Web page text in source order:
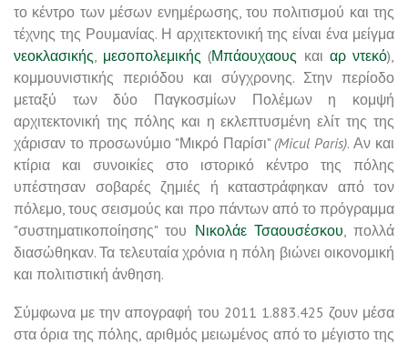
το κέντρο των μέσων ενημέρωσης, του πολιτισμού και της
τέχνης της Ρουμανίας. Η αρχιτεκτονική της είναι ένα μείγμα
νεοκλασικής μεσοπολεμικής (Μπάουχαους και αρ ντεκό),
κομμουνιστικής περιόδου και σύγχρονης. Στην περίοδο
μεταξύ των δύο Παγκοσμίων Πολέμων η κομψή
αρχιτεκτονική της πόλης και η εκλεπτυσμένη ελίτ της της
χάρισαν το προσωνύμιο "Μικρό Παρίσι" (Micul Paris). Αν και
κτίρια και συνοικίες στο ιστορικό κέντρο της πόλης
υπέστησαν σοβαρές ζημιές ή καταστράφηκαν από τον
πόλεμο, τους σεισμούς και προ πάντων από το πρόγραμμα
"συστηματικοποίησης" του Νικολάε Τσαουσέσκου , πολλά
διασώθηκαν. Τα τελευταία χρόνια η πόλη βιώνει οικονομική
και πολιτιστική άνθηση.
Σύμφωνα με την απογραφή του 2011 1.883.425 ζουν μέσα
στα όρια της πόλης, αριθμός μειωμένος από το μέγιστο της